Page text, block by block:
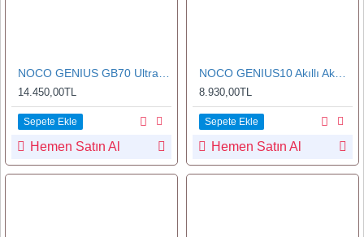
14.450,00TL
Sepete Ekle
Hemen Satın Al
NOCO GENIUS10 Akıllı Akü ve Şarj ve Bakım/Desülfatör 230 A
8.930,00TL
Sepete Ekle
Hemen Satın Al